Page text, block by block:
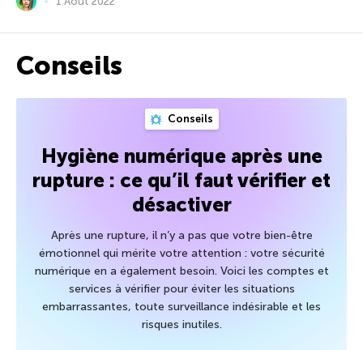
Conseils
Conseils
Hygiène numérique après une
rupture : ce qu’il faut vérifier et
désactiver
Après une rupture, il n’y a pas que votre bien-être
émotionnel qui mérite votre attention : votre sécurité
numérique en a également besoin. Voici les comptes et
services à vérifier pour éviter les situations
embarrassantes, toute surveillance indésirable et les
risques inutiles.